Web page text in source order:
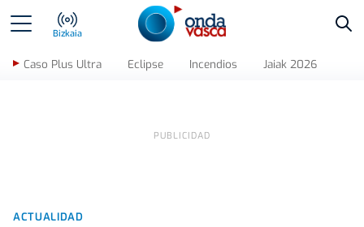
Bizkaia
Caso Plus Ultra Eclipse Incendios Jaiak 2026
ACTUALIDAD